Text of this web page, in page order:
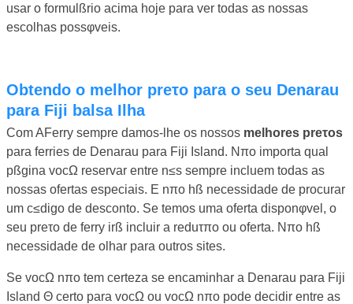
usar o formulßrio acima hoje para ver todas as nossas
escolhas possφveis.
Obtendo o melhor preτo para o seu Denarau
para Fiji balsa Ilha
Com AFerry sempre damos-lhe os nossos melhores preτos
para ferries de Denarau para Fiji Island. Nπo importa qual
pßgina vocΩ reservar entre n≤s sempre incluem todas as
nossas ofertas especiais. E nπo hß necessidade de procurar
um c≤digo de desconto. Se temos uma oferta disponφvel, o
seu preτo de ferry irß incluir a reduτπo ou oferta. Nπo hß
necessidade de olhar para outros sites.
Se vocΩ nπo tem certeza se encaminhar a Denarau para Fiji
Island Θ certo para vocΩ ou vocΩ nπo pode decidir entre as